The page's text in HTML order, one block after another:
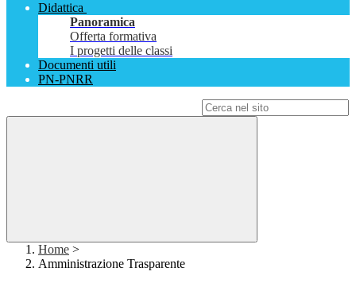
Didattica
Panoramica
Offerta formativa
I progetti delle classi
Documenti utili
PN-PNRR
Home >
Amministrazione Trasparente